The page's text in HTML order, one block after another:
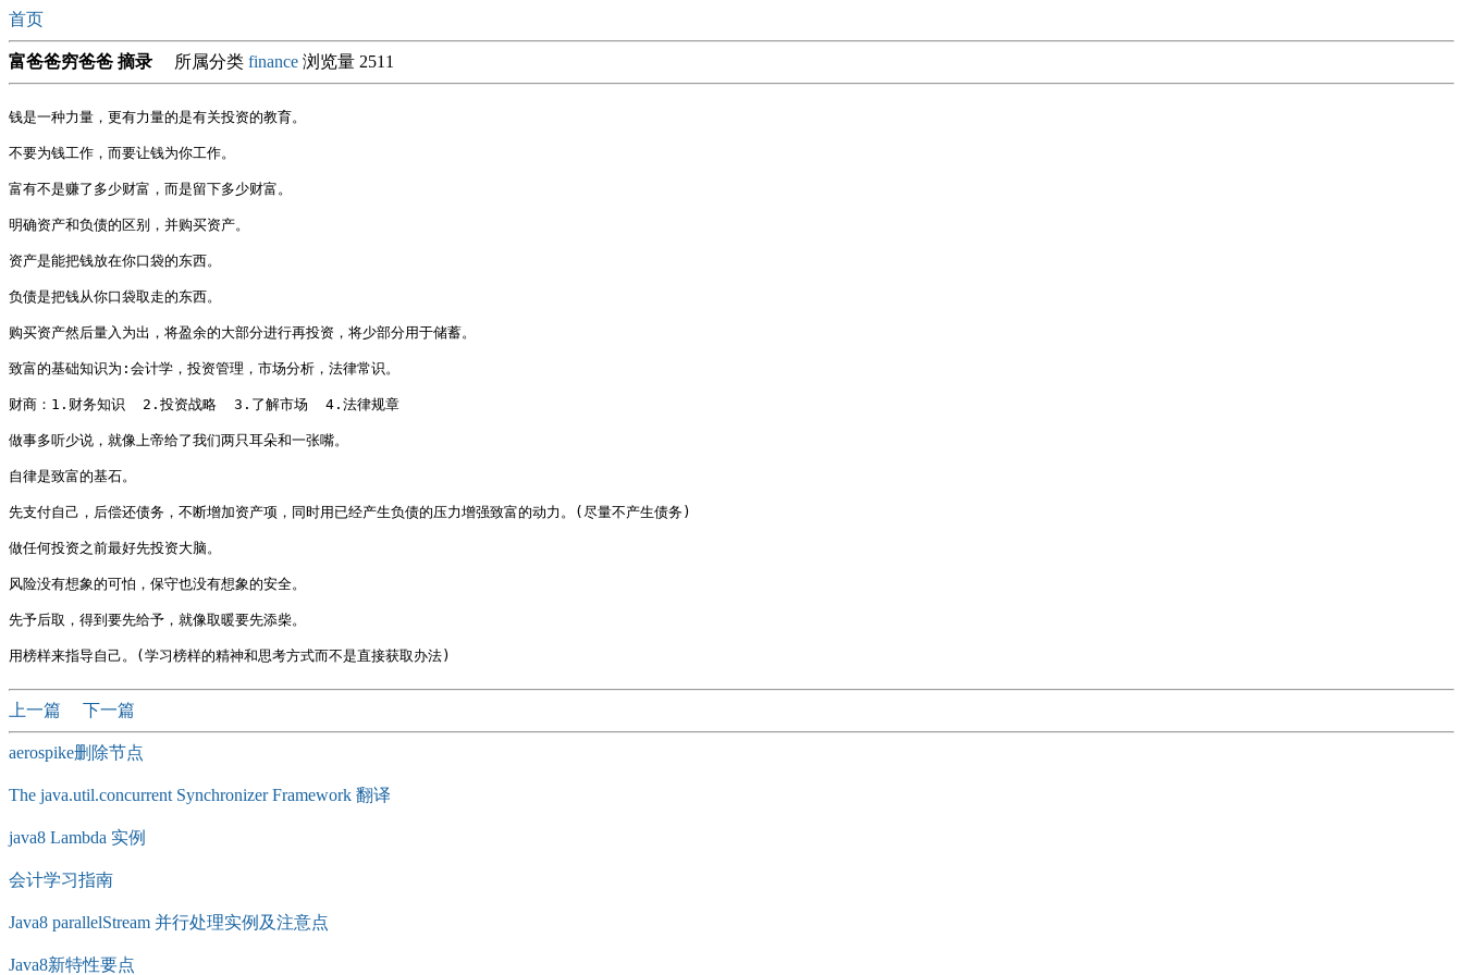
首页
富爸爸穷爸爸 摘录 所属分类 finance 浏览量 2511
钱是一种力量，更有力量的是有关投资的教育。
不要为钱工作，而要让钱为你工作。
富有不是赚了多少财富，而是留下多少财富。
明确资产和负债的区别，并购买资产。
资产是能把钱放在你口袋的东西。
负债是把钱从你口袋取走的东西。
购买资产然后量入为出，将盈余的大部分进行再投资，将少部分用于储蓄。
致富的基础知识为:会计学，投资管理，市场分析，法律常识。
财商：1.财务知识  2.投资战略  3.了解市场  4.法律规章
做事多听少说，就像上帝给了我们两只耳朵和一张嘴。
自律是致富的基石。
先支付自己，后偿还债务，不断增加资产项，同时用已经产生负债的压力增强致富的动力。(尽量不产生债务)
做任何投资之前最好先投资大脑。
风险没有想象的可怕，保守也没有想象的安全。
先予后取，得到要先给予，就像取暖要先添柴。
上一篇 下一篇
aerospike删除节点
The java.util.concurrent Synchronizer Framework 翻译
java8 Lambda 实例
会计学习指南
Java8 parallelStream 并行处理实例及注意点
Java8新特性要点